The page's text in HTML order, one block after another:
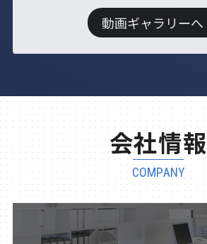
動画ギャラリーへ
会社情報
COMPANY